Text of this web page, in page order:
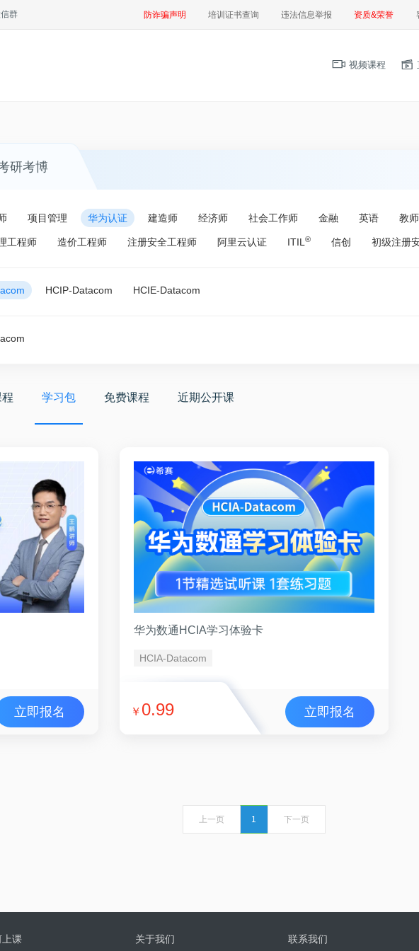
群 防诈骗声明 培训证书查询 违法信息举报 资质&荣誉
视频课程
研考博
项目管理 华为认证 建造师 经济师 社会工作师 金融 英语 教
工程师 造价工程师 注册安全工程师 阿里云认证 ITIL ® 信创 初级注册
HCIP-Datacom HCIE-Datacom
学习包 免费课程 近期公开课
立即报名
华为数通HCIA学习体验卡
HCIA-Datacom
￥ 0.99 立即报名
上一页 1 下一页
上课 关于我们 联系我们